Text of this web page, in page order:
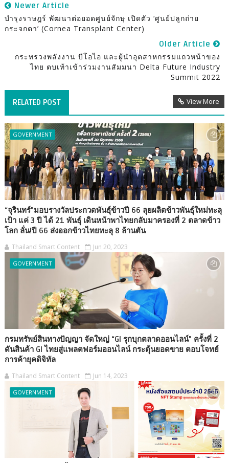
Newer Article
บำรุงราษฎร์ พัฒนาต่อยอดศูนย์จักษุ เปิดตัว ‘ศูนย์ปลูกถ่าย
กระจกตา’ (Cornea Transplant Center)
Older Article
กระทรวงพลังงาน บีโอไอ และผู้นำอุตสาหกรรมแถวหน้าของ
ไทย ตบเท้าเข้าร่วมงานสัมมนา Delta Future Industry
Summit 2022
RELATED POST View More
GOVERNMENT
“จุรินทร์”มอบรางวัลประกวดพันธุ์ข้าวปี 66 ลุยผลิตข้าวพันธุ์ใหม่ทะลุ
เป้า แค่ 3 ปี ได้ 21 พันธุ์ เดินหน้าพาไทยกลับมาครองที่ 2 ตลาดข้าว
โลก ลั่น!ปี 66 ส่งออกข้าวไทยทะลุ 8 ล้านตัน
Thailand Smart Content Jun 20, 2023
GOVERNMENT
กรมทรัพย์สินทางปัญญา จัดใหญ่ “GI รุกบุกตลาดออนไลน์” ครั้งที่ 2
ดันสินค้า GI ไทยสู่แพลตฟอร์มออนไลน์ กระตุ้นยอดขาย ตอบโจทย์
การค้ายุคดิจิทัล
Thailand Smart Content Jun 14, 2023
GOVERNMENT